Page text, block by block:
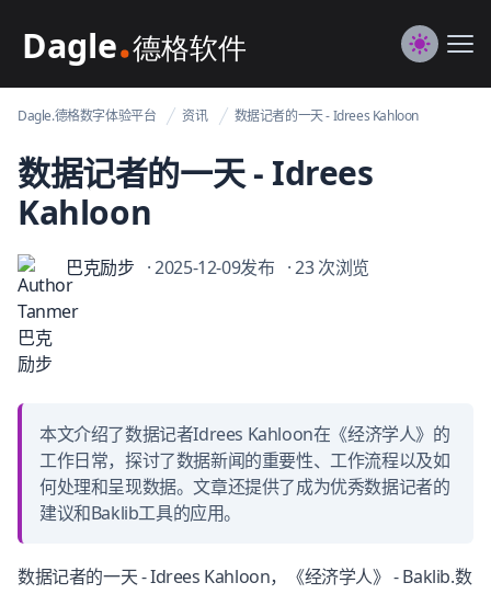
Dagle@数字体验管理
Switch
Dagle.德格数字体验平台 资讯 数据记者的一天 - Idrees Kahloon
数据记者的一天 - Idrees
Kahloon
巴克励步 · 2025-12-09发布 · 23 次浏览
本文介绍了数据记者Idrees Kahloon在《经济学人》的
工作日常，探讨了数据新闻的重要性、工作流程以及如
何处理和呈现数据。文章还提供了成为优秀数据记者的
建议和Baklib工具的应用。
数据记者的一天 - Idrees Kahloon，《经济学人》 -Baklib.数